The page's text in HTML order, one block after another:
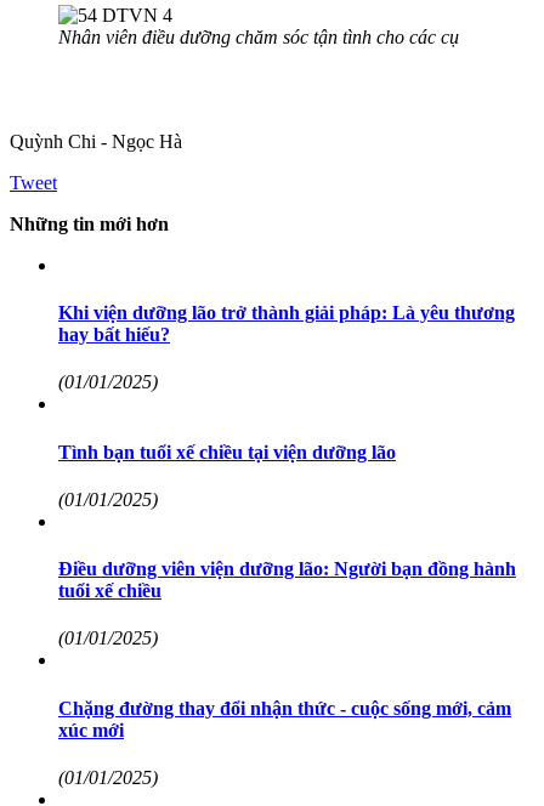
Nhân viên điều dưỡng chăm sóc tận tình cho các cụ
Quỳnh Chi - Ngọc Hà
Tweet
Những tin mới hơn
Khi viện dưỡng lão trở thành giải pháp: Là yêu thương
hay bất hiếu?
(01/01/2025)
Tình bạn tuổi xế chiều tại viện dưỡng lão
(01/01/2025)
Điều dưỡng viên viện dưỡng lão: Người bạn đồng hành
tuổi xế chiều
(01/01/2025)
Chặng đường thay đổi nhận thức - cuộc sống mới, cảm
xúc mới
(01/01/2025)